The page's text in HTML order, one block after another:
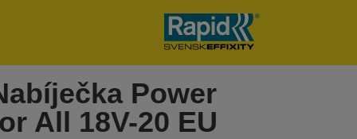
Power
All 18V-20 EU